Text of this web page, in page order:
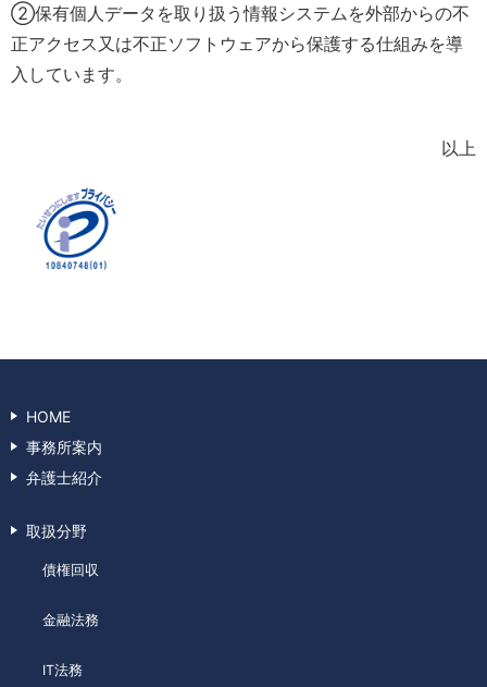
②保有個人データを取り扱う情報システムを外部からの不
正アクセス又は不正ソフトウェアから保護する仕組みを導
入しています。
以上
HOME
事務所案内
弁護士紹介
取扱分野
債権回収
金融法務
IT法務